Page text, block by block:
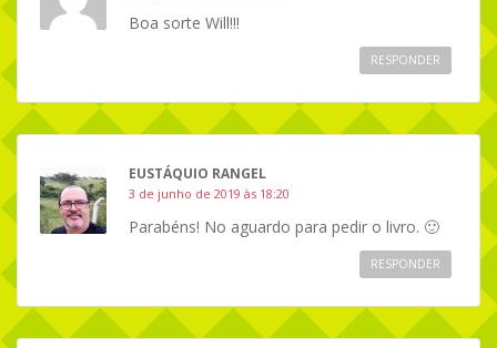
Boa sorte Will!!!
RESPONDER
EUSTÁQUIO RANGEL
3 de junho de 2019 às 18:20
Parabéns! No aguardo para pedir o livro. 🙂
RESPONDER